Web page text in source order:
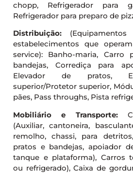
chopp, Refrigerador para
Refrigerador para preparo de
Distribuição:
estabelecimentos que
service): Banho-maria, Carro
bandejas, Corrediça para
Elevador de pratos,
superior/Protetor superior,
pães, Pass throughs, Pista
Mobiliário e Transporte:
(Auxiliar, cantoneira,
remolho, chassi, para
pratos e bandejas, apoiador
tanque e plataforma), Carros
ou refrigerado), Caixa de